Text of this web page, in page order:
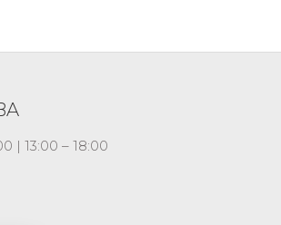
| 13:00 – 18:00